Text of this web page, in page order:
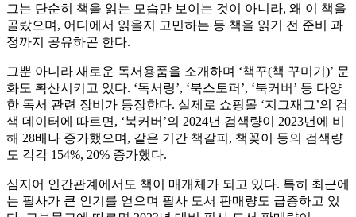
그는 단순히 책을 읽는 모습만 보이는 것이 아니라, 왜 이 책을
골랐으며, 어디에서 읽을지 고민하는 등 책을 읽기 전 준비 과
정까지 공유하곤 한다.
그뿐 아니라 새로운 독서용품을 소개하며 ‘책꾸(책 꾸미기)’ 문
화도 확산시키고 있다. ‘독서링’, ‘북스토퍼’, ‘북커버’ 등 다양
한 독서 관련 장비가 등장한다. 실제로 쇼핑몰 ‘지그재그’의 검
색 데이터에 따르면, ‘북커버’의 2024년 검색량이 2023년에 비
해 28배나 증가했으며, 같은 기간 책갈피, 책꽂이 등의 검색량
도 각각 154%, 20% 증가했다.
심지어 인간관계에서도 책이 매개체가 되고 있다. 특히 최근에
는 필사가 큰 인기를 얻으며 필사 도서 판매량도 급증하고 있